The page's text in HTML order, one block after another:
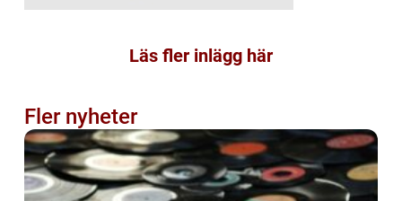
Läs fler inlägg här
Fler nyheter